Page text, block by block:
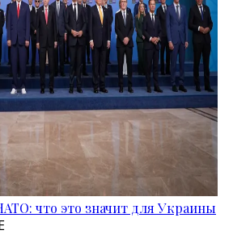
что это значит для Украины